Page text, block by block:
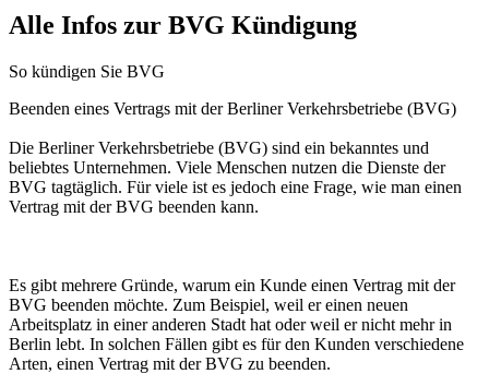
Alle Infos zur BVG Kündigung
So kündigen Sie BVG
Beenden eines Vertrags mit der Berliner Verkehrsbetriebe (BVG)
Die Berliner Verkehrsbetriebe (BVG) sind ein bekanntes und
beliebtes Unternehmen. Viele Menschen nutzen die Dienste der
BVG tagtäglich. Für viele ist es jedoch eine Frage, wie man einen
Vertrag mit der BVG beenden kann.
Es gibt mehrere Gründe, warum ein Kunde einen Vertrag mit der
BVG beenden möchte. Zum Beispiel, weil er einen neuen
Arbeitsplatz in einer anderen Stadt hat oder weil er nicht mehr in
Berlin lebt. In solchen Fällen gibt es für den Kunden verschiedene
Arten, einen Vertrag mit der BVG zu beenden.